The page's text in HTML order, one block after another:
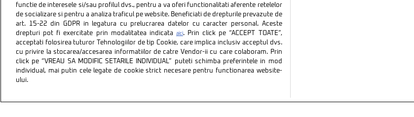
Politica de confidentialitate Politica de cookies
functie de interesele si/sau profilul dvs., pentru a va oferi functionalitati aferente retelelor
de socializare si pentru a analiza traficul pe website. Beneficiati de drepturile prevazute de
art. 15-22 din GDPR in legatura cu prelucrarea datelor cu caracter personal. Aceste
drepturi pot fi exercitate prin modalitatea indicata
aici. Prin click pe “ACCEPT TOATE”,
acceptati folosirea tuturor Tehnologiilor de tip Cookie, care implica inclusiv acceptul dvs.
cu privire la stocarea/accesarea informatiilor de catre Vendor-ii cu care colaboram. Prin
click pe “VREAU SA MODIFIC SETARILE INDIVIDUAL” puteti schimba preferintele in mod
individual, mai putin cele legate de cookie strict necesare pentru functionarea website-
ului.